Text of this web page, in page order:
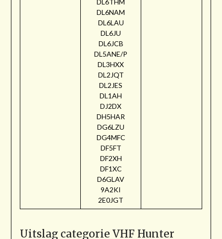
DL6THM
DL6NAM
DL6LAU
DL6JU
DL6JCB
DL5ANE/P
DL3HXX
DL2JQT
DL2JES
DL1AH
DJ2DX
DH5HAR
DG6LZU
DG4MFC
DF5FT
DF2XH
DF1XC
D6GLAV
9A2KI
2E0JGT
Uitslag categorie VHF Hunter